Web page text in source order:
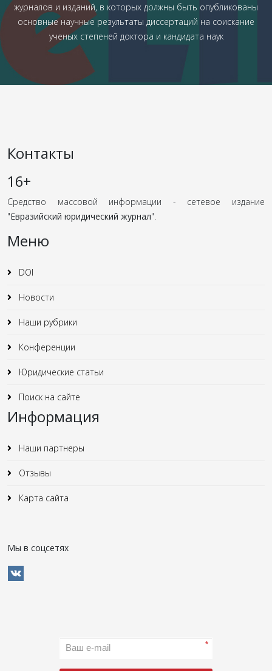
журналов и изданий, в которых должны быть опубликованы
основные научные результаты диссертаций на соискание
ученых степеней доктора и кандидата наук
Контакты
16+
Средство массовой информации - сетевое издание
"Евразийский юридический журнал".
Меню
DOI
Новости
Наши рубрики
Конференции
Юридические статьи
Поиск на сайте
Информация
Наши партнеры
Отзывы
Карта сайта
Мы в соцсетях
*